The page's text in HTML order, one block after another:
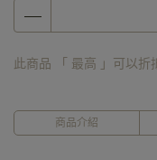
此商品 「 最高 」可以折
商品介紹